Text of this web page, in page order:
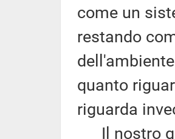
come un
restando
quanto
riguarda
Il nostro